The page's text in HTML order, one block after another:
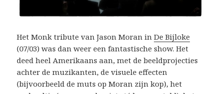
Het Monk tribute van Jason Moran inDe Bijloke
(07/03) was dan weer een fantastische show. Het
deed heel Amerikaans aan, met de beeldprojecties
achter de muzikanten, de visuele effecten
(bijvoorbeeld de muts op Moran zijn kop), het